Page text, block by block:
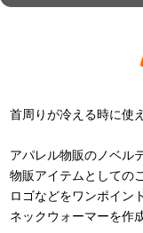
首周りが冷える時に使
アパレル物販のノベル
物販アイテムとしての
ロゴなどをワンポイン
ネックウォーマーを作